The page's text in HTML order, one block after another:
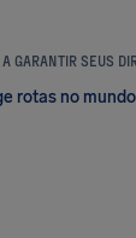
GARANTIR SEUS
rotas no